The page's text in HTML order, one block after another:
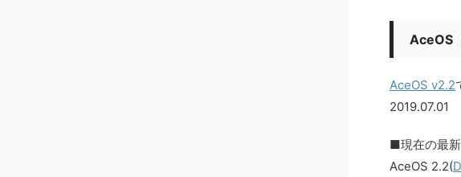
AceOS
AceOS v2.2
2019.07.01
■現在の最
AceOS 2.2(